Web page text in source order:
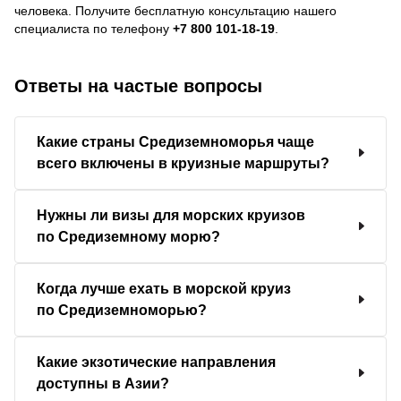
человека. Получите бесплатную консультацию нашего
специалиста по телефону +7 800 101-18-19
Ответы на частые вопросы
Какие страны Средиземноморья чаще
всего включены в круизные маршруты?
Нужны ли визы для морских круизов
по Средиземному морю?
Когда лучше ехать в морской круиз
по Средиземноморью?
Какие экзотические направления
доступны в Азии?